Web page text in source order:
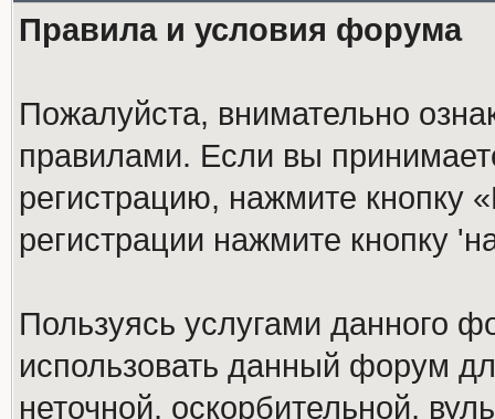
Правила и условия форума
Пожалуйста, внимательно
правилами. Если вы
регистрацию, нажмите кнопку
регистрации нажмите кнопку
Пользуясь услугами данного
использовать данный форум
неточной, оскорбительной,